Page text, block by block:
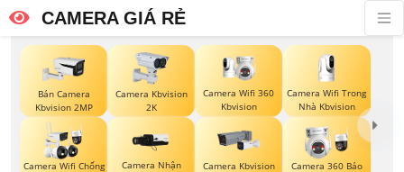
CAMERA GIÁ RẺ
Bán Camera
Kbvision 2MP
Camera Kbvision
2K
Camera Wifi 360
Kbvision
Camera Wifi Trong
Nhà Kbvision
Camera Wifi Chống
Camera Nhận
Camera Kbvision
Camera 360 Báo